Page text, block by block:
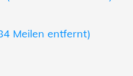
Meilen entfernt)